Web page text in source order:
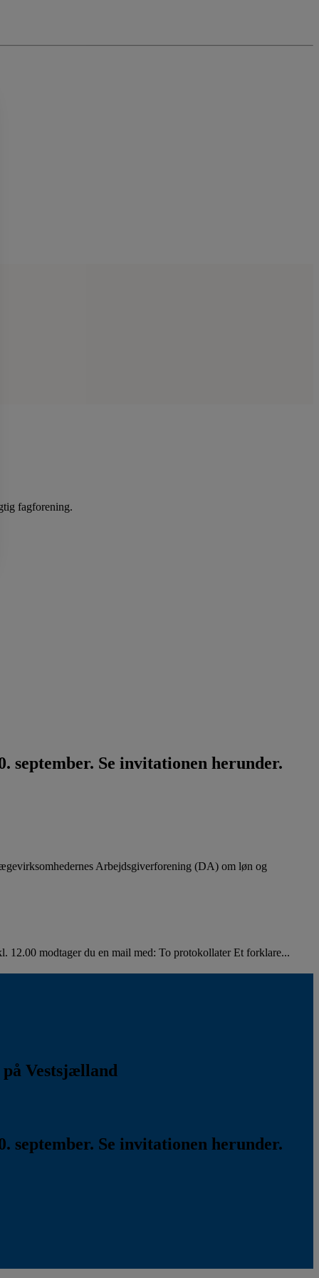
fagforening.
september. Se invitationen herunder.
Arbejdsgiverforening (DA) om løn og
12.00 modtager du en mail med: To protokollater Et forklare...
Vestsjælland
september. Se invitationen herunder.